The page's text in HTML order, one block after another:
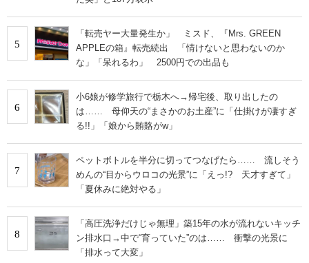
5
「転売ヤー大量発生か」 ミスド、『Mrs. GREEN
APPLEの箱』転売続出 「情けないと思わないのか
な」「呆れるわ」 2500円での出品も
6
小6娘が修学旅行で栃木へ→帰宅後、取り出したの
は…… 母仰天の“まさかのお土産”に「仕掛けが凄すぎ
る!!」「娘から賄賂がw」
7
ペットボトルを半分に切ってつなげたら…… 流しそう
めんの“目からウロコの光景”に「えっ!? 天才すぎて」
「夏休みに絶対やる」
8
「高圧洗浄だけじゃ無理」築15年の水が流れないキッチ
ン排水口→中で“育っていた”のは…… 衝撃の光景に
「排水って大変」